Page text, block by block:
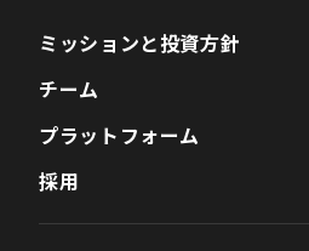
ミッションと投資方針
チーム
プラットフォーム
採用